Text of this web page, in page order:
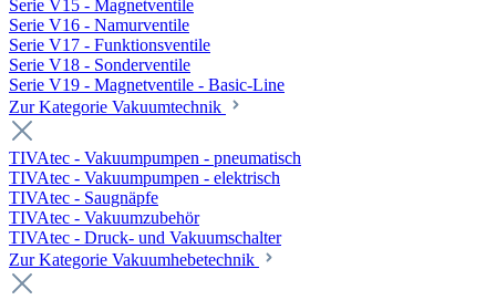
Serie V15 - Magnetventile
Serie V16 - Namurventile
Serie V17 - Funktionsventile
Serie V18 - Sonderventile
Serie V19 - Magnetventile - Basic-Line
Zur Kategorie Vakuumtechnik
TIVAtec - Vakuumpumpen - pneumatisch
TIVAtec - Vakuumpumpen - elektrisch
TIVAtec - Saugnäpfe
TIVAtec - Vakuumzubehör
TIVAtec - Druck- und Vakuumschalter
Zur Kategorie Vakuumhebetechnik